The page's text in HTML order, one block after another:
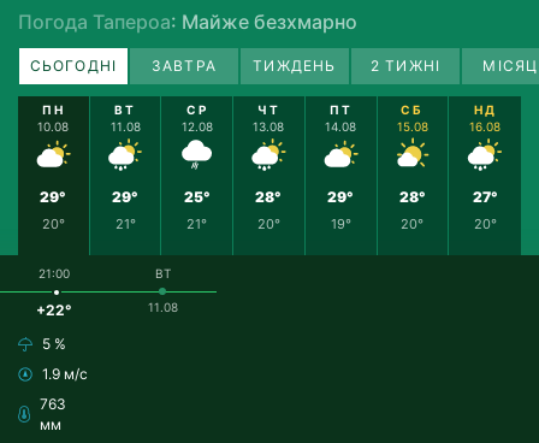
Погода Тапероа: Майже безхмарно
СЬОГОДНІ ЗАВТРА ТИЖДЕНЬ 2 ТИЖНІ
ПН
10.08
29°
20°
ВТ
11.08
29°
21°
СР
12.08
25°
21°
ЧТ
13.08
28°
20°
ПТ
14.08
29°
19°
СБ
15.08
28°
20°
НД
16.08
27°
20°
21:00
+22°
5 %
1.9 м/с
763
мм
ВТ
11.08